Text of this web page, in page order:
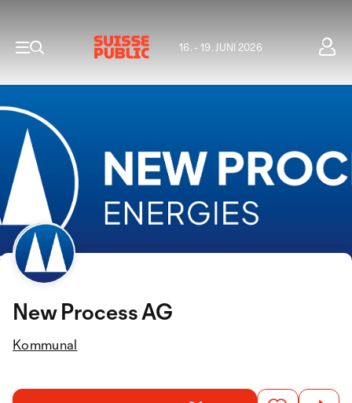
16. - 19. JUNI 2026
New Process AG
Kommunal